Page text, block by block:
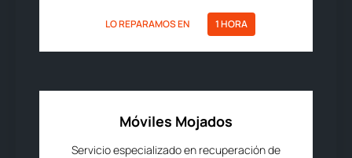
LO REPARAMOS EN 1 HORA
Móviles Mojados
Servicio especializado en recuperación de